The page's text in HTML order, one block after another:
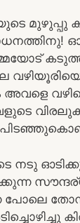
മുഴുപ്പു
തല
പോലെ